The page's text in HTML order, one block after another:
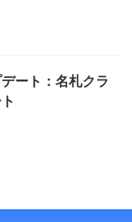
ート：名札クラ